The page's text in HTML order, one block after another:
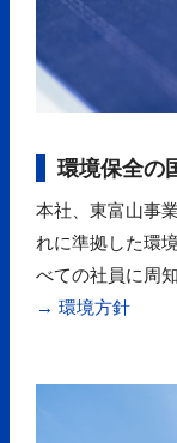
環境保全の
本社、東富山事
れに準拠した環
べての社員に周
→ 環境方針